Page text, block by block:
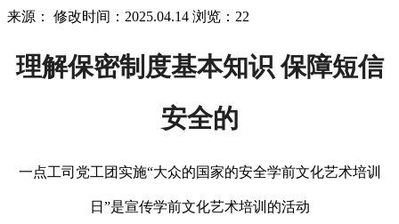
来源： 修改时间：2025.04.14 浏览：22
理解保密制度基本知识 保障短信
安全的
一点工司党工团实施“大众的国家的安全学前文化艺术培训
日”是宣传学前文化艺术培训的活动